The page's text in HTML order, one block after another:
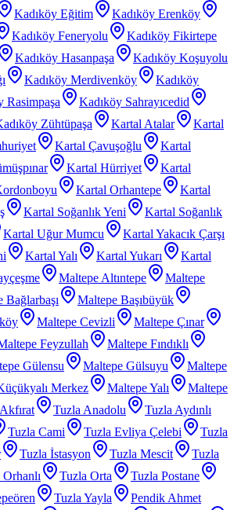
Kadıköy Eğitim
Kadıköy Erenköy
Kadıköy Feneryolu
Kadıköy Fikirtepe
Kadıköy Hasanpaşa
Kadıköy Koşuyolu
Kadıköy Merdivenköy
Kadıköy
Rasimpaşa
Kadıköy Sahrayıcedid
Zühtüpaşa Kartal Atalar
Kartal
Kartal Çavuşoğlu
Kartal
Kartal Hürriyet
Kartal
Kartal Orhantepe
Kartal
Kartal Soğanlık Yeni
Kartal Soğanlık
Kartal Uğur Mumcu
Kartal Yakacık Çarşı
Kartal Yalı Kartal Yukarı
Kartal
Maltepe Altıntepe
Maltepe
Bağlarbaşı
Maltepe Başıbüyük
Maltepe Cevizli
Maltepe Çınar
Feyzullah
Maltepe Fındıklı
Gülensu Maltepe Gülsuyu
Maltepe
Merkez Maltepe Yalı
Maltepe
Tuzla Anadolu
Tuzla Aydınlı
Tuzla Cami Tuzla Evliya Çelebi
Tuzla
Tuzla İstasyon Tuzla Mescit
Tuzla
Tuzla Orta
Tuzla Postane
Tuzla Yayla
Pendik Ahmet